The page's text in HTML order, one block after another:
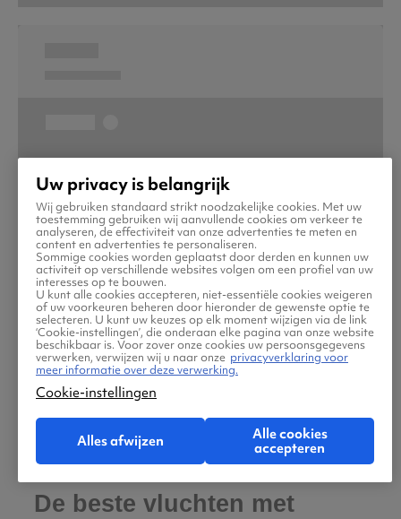
De beste vluchten met
Uw privacy is belangrijk
Wij gebruiken standaard strikt noodzakelijke cookies. Met uw
toestemming gebruiken wij aanvullende cookies om verkeer te
analyseren, de effectiviteit van onze advertenties te meten en
content en advertenties te personaliseren.
Sommige cookies worden geplaatst door derden en kunnen uw
activiteit op verschillende websites volgen om een profiel van uw
interesses op te bouwen.
U kunt alle cookies accepteren, niet-essentiële cookies weigeren
of uw voorkeuren beheren door hieronder de gewenste optie te
selecteren. U kunt uw keuzes op elk moment wijzigen via de link
‘Cookie-instellingen’, die onderaan elke pagina van onze website
beschikbaar is. Voor zover onze cookies uw persoonsgegevens
verwerken, verwijzen wij u naar onze privacyverklaring voor
meer informatie over deze verwerking.
Cookie-instellingen
Alles afwijzen
Alle cookies
accepteren